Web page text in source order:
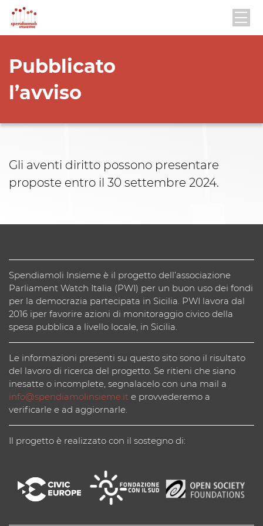
Pubblicato
l’avviso
Gli aventi diritto possono presentare
proposte entro il 30 settembre 2024.
Spendiamoli Insieme è il progetto dell’associazione
Parliament Watch Italia (PWI) per un buon uso dei fondi
per la democrazia partecipata in Sicilia. PWI lavora dal
2016 iper favorire azioni di monitoraggio civico della
spesa pubblica a livello locale, in Sicilia.
Le informazioni presenti su questo sito sono il risultato
del lavoro di ricerca del progetto. Se ritieni che siano
inesatte o incomplete, segnalacelo con una mail a
info@spendiamolinsieme.it e provvederemo a
verificarle e ad aggiornarle.
Il progetto è realizzato con il sostegno di: